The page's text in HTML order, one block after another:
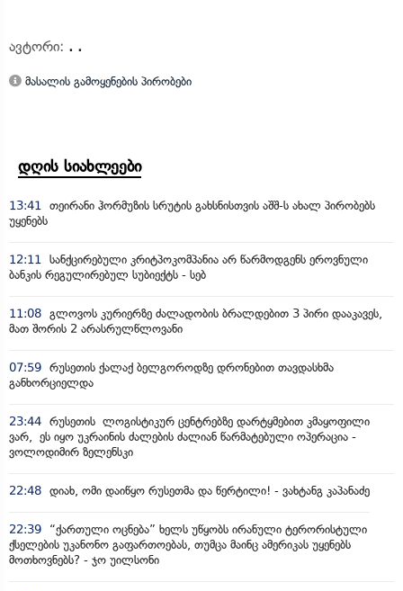
ავტორი: . .
მასალის გამოყენების პირობები
დღის სიახლეები
13:41 თეირანი ჰორმუზის სრუტის გახსნისთვის აშშ-ს ახალ პირობებს
უყენებს
12:11 სანქცირებული კრიტპოკომპანია არ წარმოდგენს ეროვნული
ბანკის რეგულირებულ სუბიექტს - სებ
11:08 გლოვოს კურიერზე ძალადობის ბრალდებით 3 პირი დააკავეს,
მათ შორის 2 არასრულწლოვანი
07:59 რუსეთის ქალაქ ბელგოროდზე დრონებით თავდასხმა
განხორციელდა
23:44 რუსეთის ლოგისტიკურ ცენტრებზე დარტყმებით კმაყოფილი
ვარ, ეს იყო უკრაინის ძალების ძალიან წარმატებული ოპერაცია -
ვოლოდიმირ ზელენსკი
22:48 დიახ, ომი დაიწყო რუსეთმა და წერტილი! - ვახტანგ კაპანაძე
22:39
“ქართული ოცნება” ხელს უწყობს ირანული ტერორისტული
ქსელების უკანონო გაფართოებას, თუმცა მაინც ამერიკას უყენებს
მოთხოვნებს? - ჯო უილსონი